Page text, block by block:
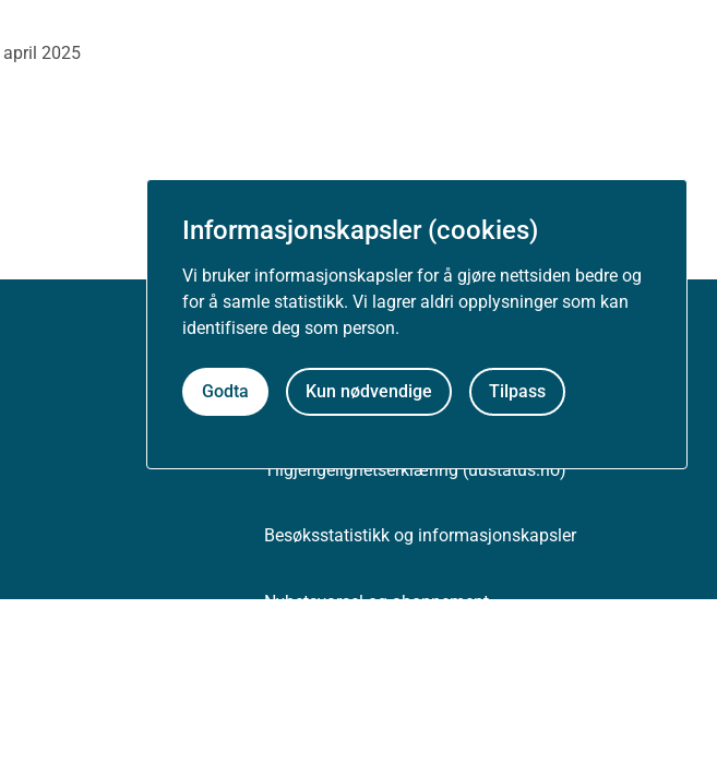
Informasjonskapsler (cookies)
Vi bruker informasjonskapsler for å gjøre nettsiden bedre og
for å samle statistikk. Vi lagrer aldri opplysninger som kan
identifisere deg som person.
Godta Kun nødvendige Tilpass
2025
Om nettstedet
Personvernerklæring
Tilgjengelighetserklæring (uustatus.no)
Besøksstatistikk og informasjonskapsler
Nyhetsvarsel og abonnement